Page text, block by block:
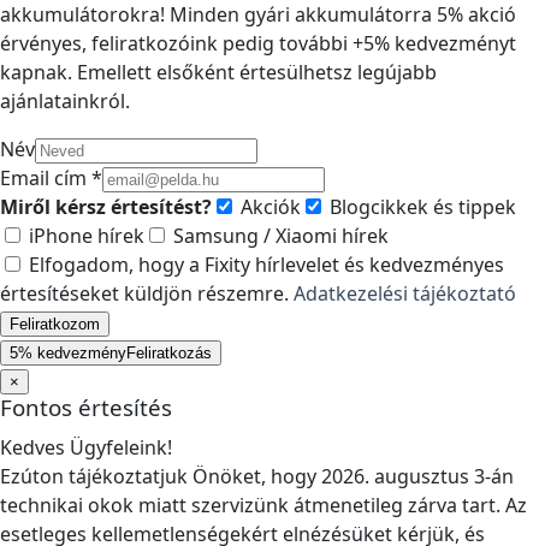
akkumulátorokra! Minden gyári akkumulátorra 5% akció
érvényes, feliratkozóink pedig további +5% kedvezményt
kapnak. Emellett elsőként értesülhetsz legújabb
ajánlatainkról.
Név
Email cím *
Miről kérsz értesítést?
Akciók
Blogcikkek és tippek
iPhone hírek
Samsung / Xiaomi hírek
Elfogadom, hogy a Fixity hírlevelet és kedvezményes
értesítéseket küldjön részemre. Adatkezelési tájékoztató
Feliratkozom
5% kedvezményFeliratkozás
×
Fontos értesítés
Kedves Ügyfeleink!
Ezúton tájékoztatjuk Önöket, hogy 2026. augusztus 3-án
technikai okok miatt szervizünk átmenetileg zárva tart. Az
esetleges kellemetlenségekért elnézésüket kérjük, és